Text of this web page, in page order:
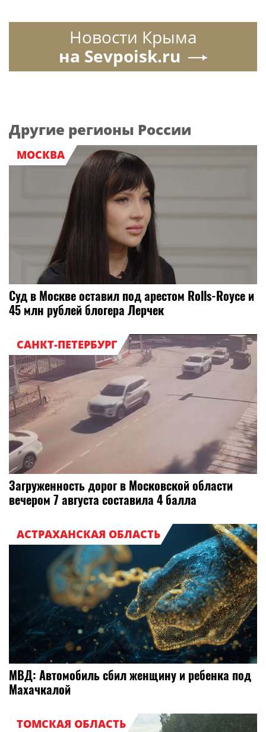
Новости Крыма
на Sevpoisk.ru
Другие регионы России
МОСКВА
Суд в Москве оставил под арестом Rolls-Royce и
45 млн рублей блогера Лерчек
САНКТ-ПЕТЕРБУРГ
Загруженность дорог в Московской области
вечером 7 августа составила 4 балла
АСТРАХАНСКАЯ ОБЛАСТЬ
МВД: Автомобиль сбил женщину и ребенка под
Махачкалой
ТОМСКАЯ ОБЛАСТЬ